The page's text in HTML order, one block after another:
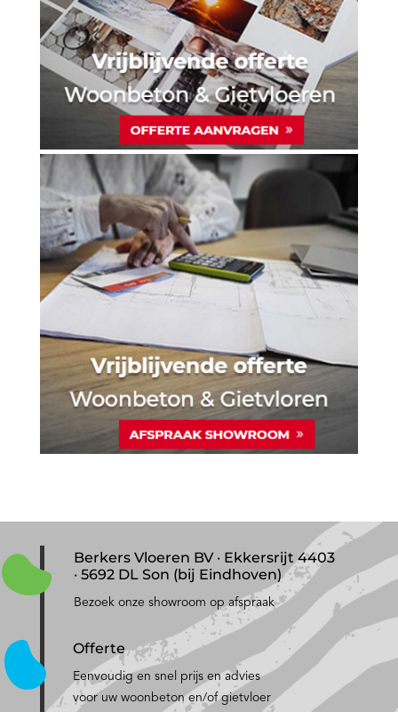
Berkers Vloeren BV · Ekkersrijt 4403
· 5692 DL Son (bij Eindhoven)
Bezoek onze showroom op afspraak
Offerte
Eenvoudig en snel prijs en advies
voor uw woonbeton en/of gietvloer